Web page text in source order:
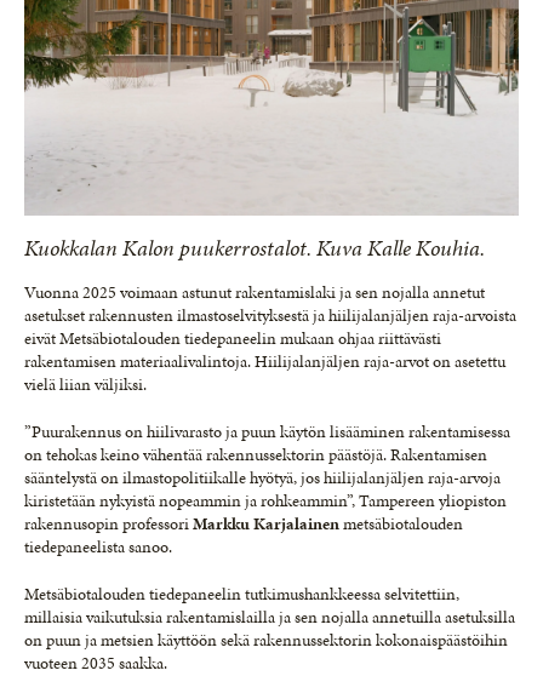
Kuokkalan Kalon puukerrostalot. Kuva Kalle Kouhia.
Vuonna 2025 voimaan astunut rakentamislaki ja sen nojalla annetut
asetukset rakennusten ilmastoselvityksestä ja hiilijalanjäljen raja-arvoista
eivät Metsäbiotalouden tiedepaneelin mukaan ohjaa riittävästi
rakentamisen materiaalivalintoja. Hiilijalanjäljen raja-arvot on asetettu
vielä liian väljiksi.
”Puurakennus on hiilivarasto ja puun käytön lisääminen rakentamisessa
on tehokas keino vähentää rakennussektorin päästöjä. Rakentamisen
sääntelystä on ilmastopolitiikalle hyötyä, jos hiilijalanjäljen raja-arvoja
kiristetään nykyistä nopeammin ja rohkeammin”, Tampereen yliopiston
rakennusopin professoriMarkku Karjalainenmetsäbiotalouden
tiedepaneelista sanoo.
Metsäbiotalouden tiedepaneelin tutkimushankkeessa selvitettiin,
millaisia vaikutuksia rakentamislailla ja sen nojalla annetuilla asetuksilla
on puun ja metsien käyttöön sekä rakennussektorin kokonaispäästöihin
vuoteen 2035 saakka.